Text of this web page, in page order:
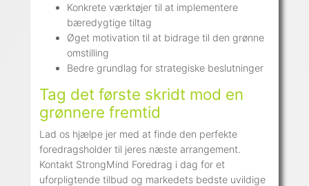
Konkrete værktøjer til at implementere
bæredygtige tiltag
Øget motivation til at bidrage til den grønne
omstilling
Bedre grundlag for strategiske beslutninger
Tag det første skridt mod en
grønnere fremtid
Lad os hjælpe jer med at finde den perfekte
foredragsholder til jeres næste arrangement.
Kontakt StrongMind Foredrag i dag for et
uforpligtende tilbud og markedets bedste uvildige